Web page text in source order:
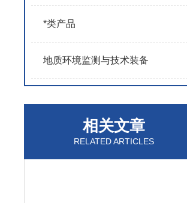
*类产品
地质环境监测与技术装备
相关文章
RELATED ARTICLES